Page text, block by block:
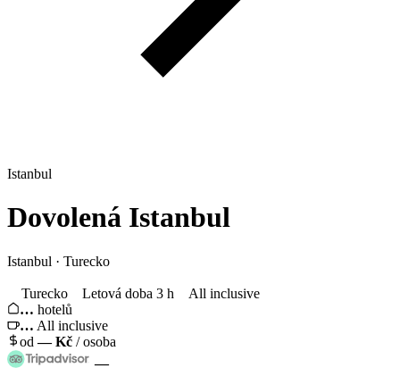
Istanbul
Dovolená Istanbul
Istanbul · Turecko
Turecko Letová doba 3 h
All inclusive
… hotelů
… All inclusive
od—Kč / osoba
—